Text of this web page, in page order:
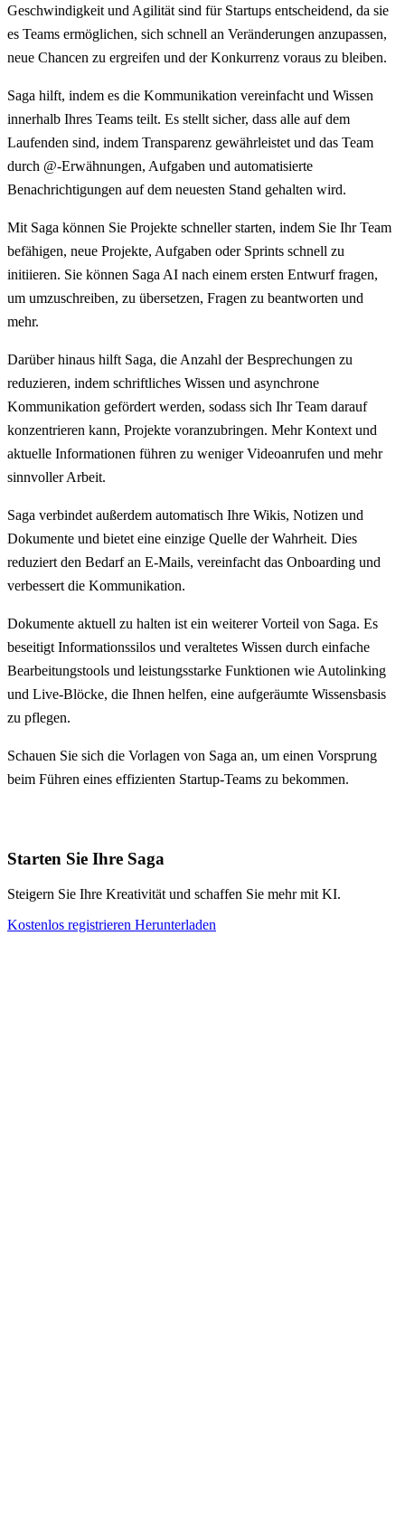
Geschwindigkeit und Agilität sind für Startups entscheidend, da sie
es Teams ermöglichen, sich schnell an Veränderungen anzupassen,
neue Chancen zu ergreifen und der Konkurrenz voraus zu bleiben.
Saga hilft, indem es die Kommunikation vereinfacht und Wissen
innerhalb Ihres Teams teilt. Es stellt sicher, dass alle auf dem
Laufenden sind, indem Transparenz gewährleistet und das Team
durch @-Erwähnungen, Aufgaben und automatisierte
Benachrichtigungen auf dem neuesten Stand gehalten wird.
Mit Saga können Sie Projekte schneller starten, indem Sie Ihr Team
befähigen, neue Projekte, Aufgaben oder Sprints schnell zu
initiieren. Sie können Saga AI nach einem ersten Entwurf fragen,
um umzuschreiben, zu übersetzen, Fragen zu beantworten und
mehr.
Darüber hinaus hilft Saga, die Anzahl der Besprechungen zu
reduzieren, indem schriftliches Wissen und asynchrone
Kommunikation gefördert werden, sodass sich Ihr Team darauf
konzentrieren kann, Projekte voranzubringen. Mehr Kontext und
aktuelle Informationen führen zu weniger Videoanrufen und mehr
sinnvoller Arbeit.
Saga verbindet außerdem automatisch Ihre Wikis, Notizen und
Dokumente und bietet eine einzige Quelle der Wahrheit. Dies
reduziert den Bedarf an E-Mails, vereinfacht das Onboarding und
verbessert die Kommunikation.
Dokumente aktuell zu halten ist ein weiterer Vorteil von Saga. Es
beseitigt Informationssilos und veraltetes Wissen durch einfache
Bearbeitungstools und leistungsstarke Funktionen wie Autolinking
und Live-Blöcke, die Ihnen helfen, eine aufgeräumte Wissensbasis
zu pflegen.
Schauen Sie sich die Vorlagen von Saga an, um einen Vorsprung
beim Führen eines effizienten Startup-Teams zu bekommen.
Starten Sie Ihre Saga
Steigern Sie Ihre Kreativität und schaffen Sie mehr mit KI.
Kostenlos registrieren Herunterladen